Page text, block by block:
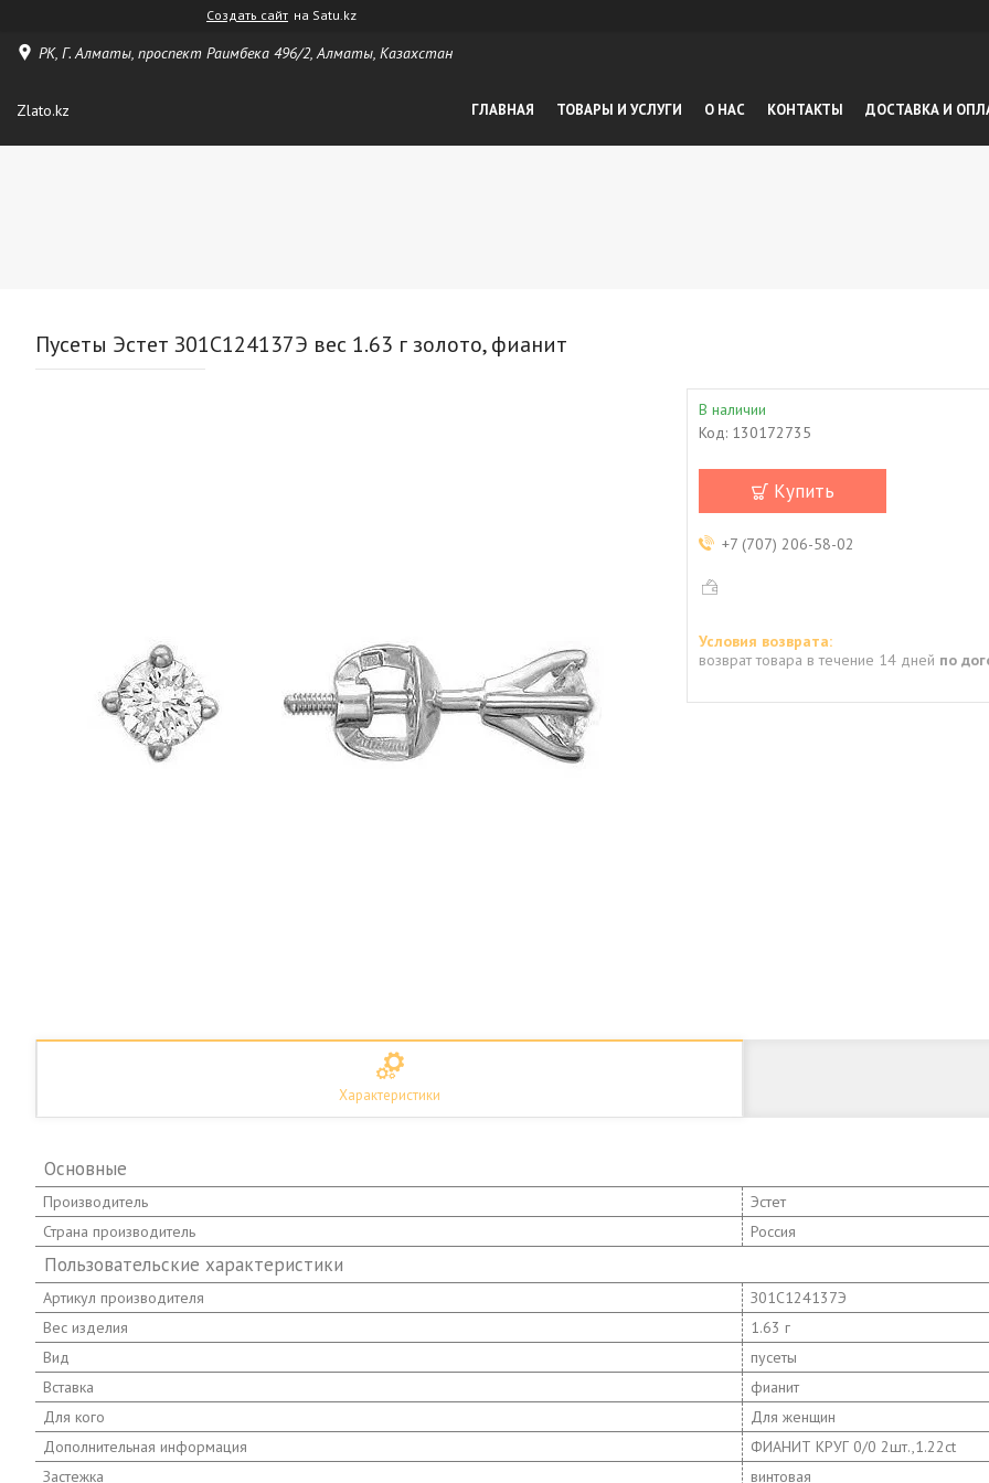
Создать сайт на Satu.kz
РК, Г. Алматы, проспект Раимбека 496/2, Алматы, Казахстан
Zlato.kz ГЛАВНАЯ ТОВАРЫ И УСЛУГИ О НАС КОНТАКТЫ ДОСТАВКА И
Пусеты Эстет З01С124137Э вес 1.63 г золото, фианит
В наличии
Код: 130172735
Купить
+7 (707) 206-58-02
возврат товара в течение 14 дней по
Характеристики
Основные
Производитель
Эстет
Страна производитель
Россия
Пользовательские характеристики
Артикул производителя
З01С124137Э
Вес изделия
1.63 г
Вид
пусеты
Вставка
фианит
Для кого
Для женщин
Дополнительная информация
ФИАНИТ КРУГ 0/0 2шт.,1.22ct
Застежка
винтовая